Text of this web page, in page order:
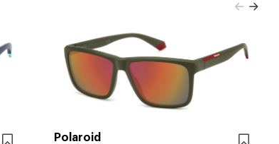
Polaroid